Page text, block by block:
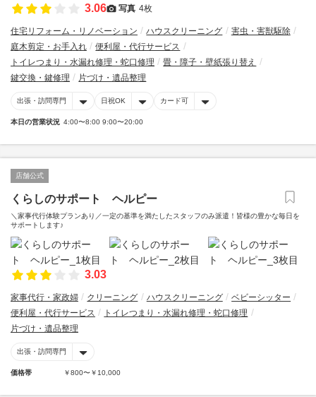
3.06 写真 4枚
住宅リフォーム・リノベーション ハウスクリーニング
害虫・害獣駆除
庭木剪定・お手入れ
便利屋・代行サービス
トイレつまり・水漏れ修理・蛇口修理
畳・障子・壁紙張り替え
鍵交換・鍵修理
片づけ・遺品整理
出張・訪問専門 日祝OK カード可
本日の営業状況 4:00〜8:00 9:00〜20:00
店舗公式
くらしのサポート ヘルピー
＼家事代行体験プランあり／一定の基準を満たしたスタッフのみ派遣！皆様の豊かな毎日を
サポートします♪
3.03
家事代行・家政婦 クリーニング ハウスクリーニング
ベビーシッター
便利屋・代行サービス
トイレつまり・水漏れ修理・蛇口修理
片づけ・遺品整理
出張・訪問専門
価格帯 ￥800〜￥10,000